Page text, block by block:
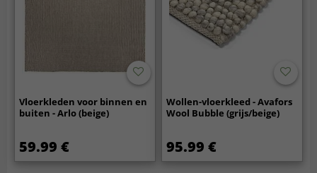
Vloerkleden voor binnen en
buiten - Arlo (beige)
59.99 €
Wollen-vloerkleed - Avafors
Wool Bubble (grijs/beige)
95.99 €